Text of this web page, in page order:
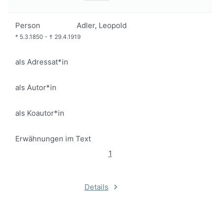
Person Adler, Leopold
* 5.3.1850 - † 29.4.1919
als Adressat*in
als Autor*in
als Koautor*in
Erwähnungen im Text
1
Details